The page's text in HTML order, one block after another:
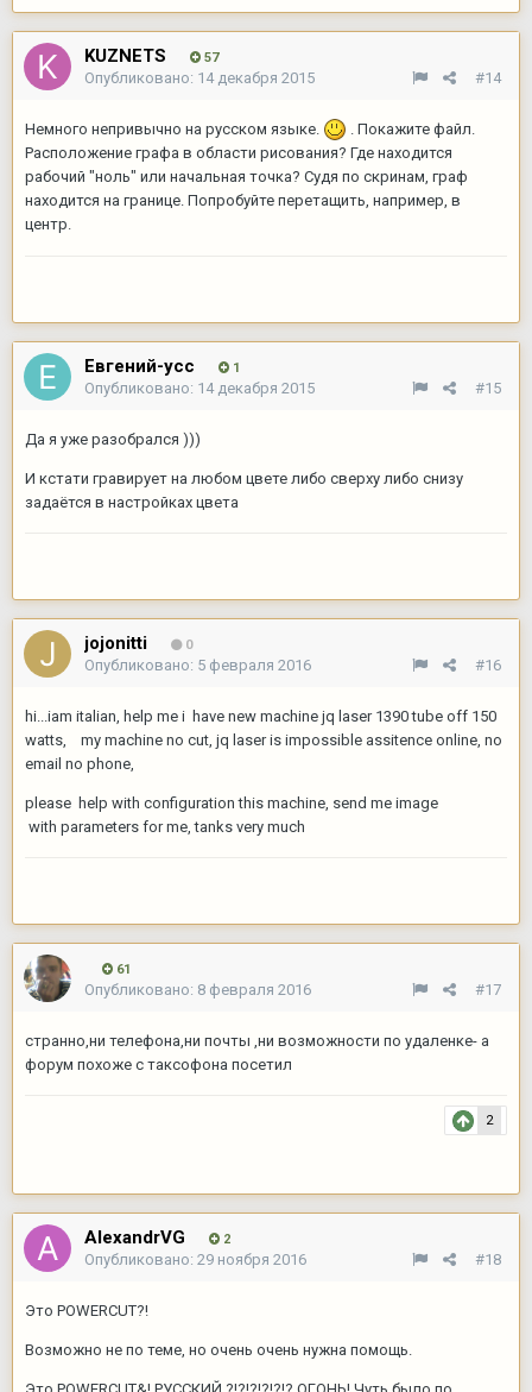
KUZNETS 57
#14
Опубликовано: 14 декабря 2015
Немного непривычно на русском языке.
. Покажите файл.
Расположение графа в области рисования? Где находится
рабочий "ноль" или начальная точка? Судя по скринам, граф
находится на границе. Попробуйте перетащить, например, в
центр.
Евгений-усс 1
#15
Опубликовано: 14 декабря 2015
Да я уже разобрался )))
И кстати гравирует на любом цвете либо сверху либо снизу
задаётся в настройках цвета
jojonitti 0
#16
Опубликовано: 5 февраля 2016
hi...iam italian, help me i have new machine jq laser 1390 tube off 150
watts, my machine no cut, jq laser is impossible assitence online, no
email no phone,
please help with configuration this machine, send me image
with parameters for me, tanks very much
61
#17
Опубликовано: 8 февраля 2016
странно,ни телефона,ни почты ,ни возможности по удаленке- а
форум похоже с таксофона посетил
2
AlexandrVG 2
#18
Опубликовано: 29 ноября 2016
Это POWERCUT?!
Возможно не по теме, но очень очень нужна помощь.